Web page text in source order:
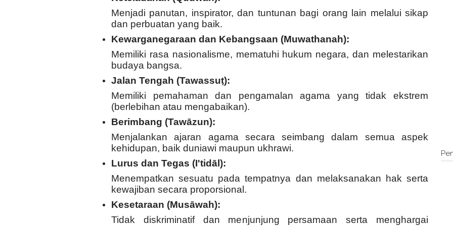
Menjadi panutan, inspirator, dan tuntunan bagi orang lain melalui sikap
dan perbuatan yang baik.
Kewarganegaraan dan Kebangsaan (Muwathanah):
Memiliki rasa nasionalisme, mematuhi hukum negara, dan melestarikan
budaya bangsa.
Jalan Tengah (Tawassuṭ):
Memiliki pemahaman dan pengamalan agama yang tidak ekstrem
(berlebihan atau mengabaikan).
Berimbang (Tawāzun):
Menjalankan ajaran agama secara seimbang dalam semua aspek
kehidupan, baik duniawi maupun ukhrawi.
Lurus dan Tegas (I'tidāl):
Menempatkan sesuatu pada tempatnya dan melaksanakan hak serta
kewajiban secara proporsional.
Kesetaraan (Musāwah):
Tidak diskriminatif dan menjunjung persamaan serta menghargai